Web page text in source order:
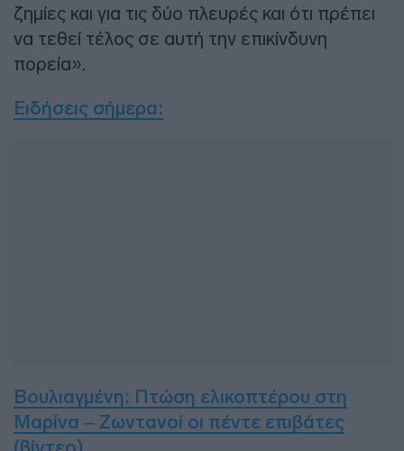
ζημίες και για τις δύο πλευρές και ότι πρέπει
να τεθεί τέλος σε αυτή την επικίνδυνη
πορεία».
Ειδήσεις σήμερα:
Βουλιαγμένη: Πτώση ελικοπτέρου στη
Μαρίνα – Ζωντανοί οι πέντε επιβάτες